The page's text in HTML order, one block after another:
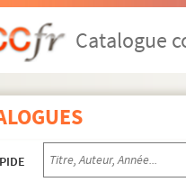
Catalogue
Etudes historiques, littéraires
Etudes historiques, littéraires
Etudes historiques et critiques
Etudes historiques publiées
Etudes historiques tirées du
Etudes historiques, littéraires